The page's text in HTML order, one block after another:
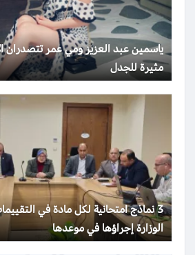
مثيرة للجدل
3 نماذج امتحانية لكل مادة في
الوزارة إجراؤها في موعدها